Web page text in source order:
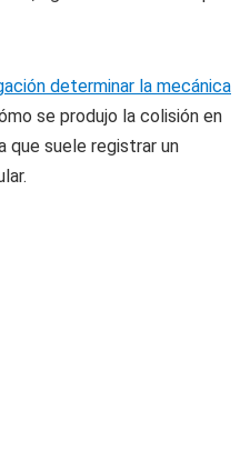
determinar la mecánica
se produjo la colisión en
que suele registrar un